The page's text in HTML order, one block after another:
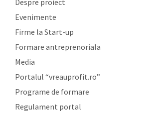
Despre proiect
Evenimente
Firme la Start-up
Formare antreprenoriala
Media
Portalul “vreauprofit.ro”
Programe de formare
Regulament portal